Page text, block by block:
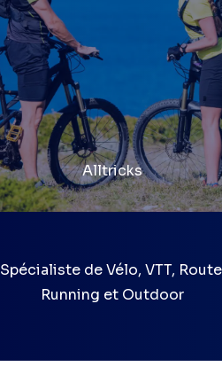
Alltricks
Spécialiste de Vélo, VTT,
Running et Outdoor